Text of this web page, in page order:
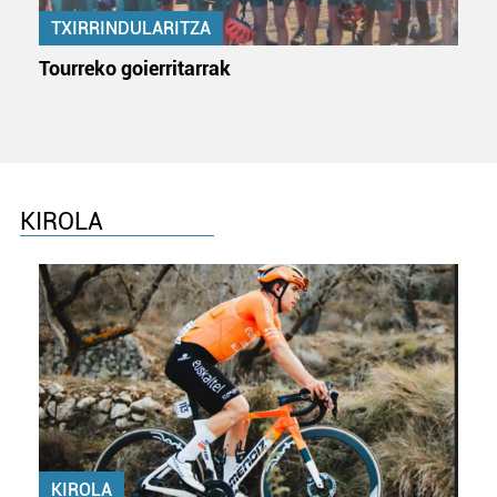
TXIRRINDULARITZA
Tourreko goierritarrak
KIROLA
KIROLA